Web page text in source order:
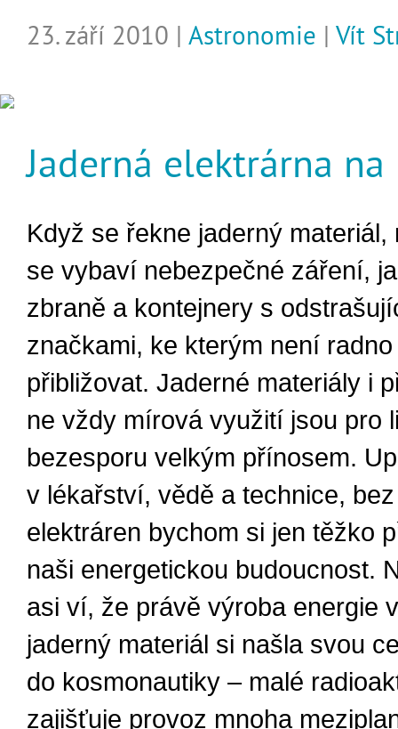
23. září 2010 | Astronomie | Vít
Jaderná elektrárna
Když se řekne jaderný materiál,
se vybaví nebezpečné záření,
zbraně a kontejnery s
značkami, ke kterým není
přibližovat. Jaderné materiály i
ne vždy mírová využití jsou pro
bezesporu velkým přínosem.
v lékařství, vědě a technice,
elektráren bychom si jen těžko
naši energetickou budoucnost.
asi ví, že právě výroba energie
jaderný materiál si našla svou
do kosmonautiky – malé
zajišťuje provoz mnoha